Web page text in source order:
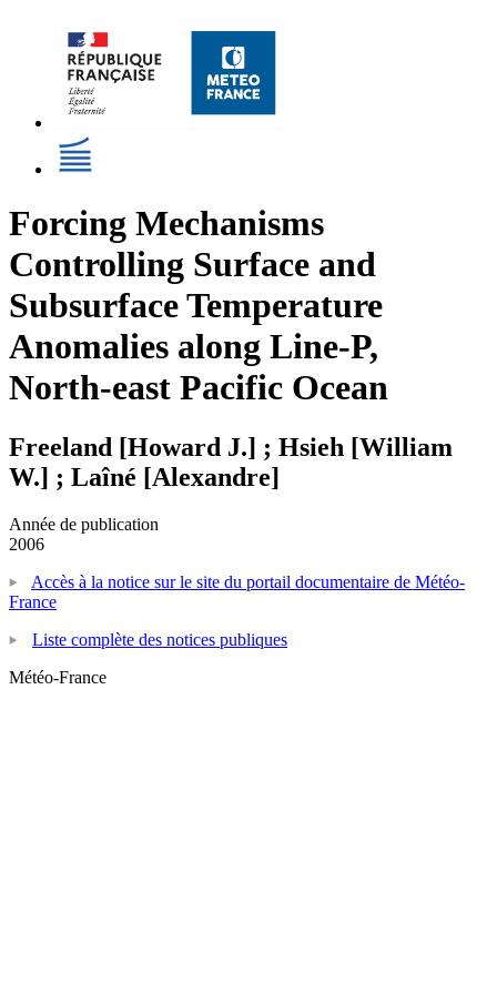
Forcing Mechanisms
Controlling Surface and
Subsurface Temperature
Anomalies along Line-P,
North-east Pacific Ocean
Freeland [Howard J.] ; Hsieh [William
W.] ; Laîné [Alexandre]
Année de publication
2006
Accès à la notice sur le site du portail documentaire de Météo-
France
Liste complète des notices publiques
Météo-France